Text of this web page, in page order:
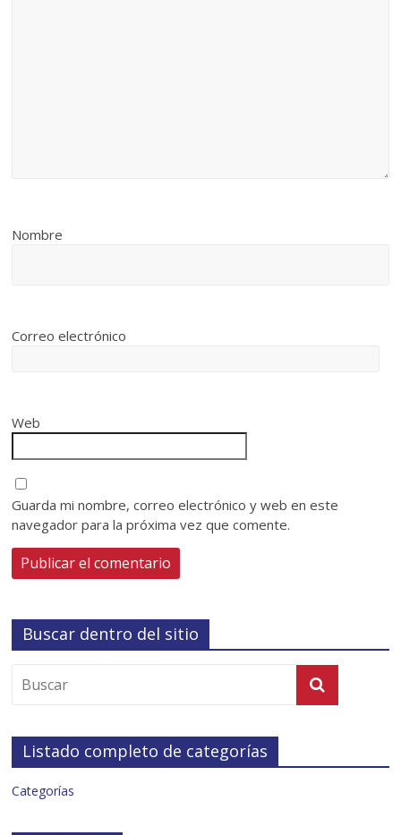
Nombre
Correo electrónico
Web
Guarda mi nombre, correo electrónico y web en este
navegador para la próxima vez que comente.
Buscar dentro del sitio
Listado completo de categorías
Categorías